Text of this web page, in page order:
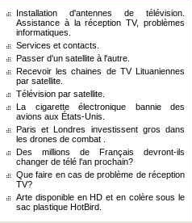
Installation d'antennes de télévision.
Assistance à la réception TV, problèmes
informatiques.
Services et contacts.
Passer d'un satellite à l'autre.
Recevoir les chaines de TV Lituaniennes
par satellite.
Télévision par satellite.
La cigarette électronique bannie des
avions aux États-Unis.
Paris et Londres investissent gros dans
les drones de combat .
Des millions de Français devront-ils
changer de télé l'an prochain?
Que faire en cas de problème de réception
TV?
Arte disponible en HD et en colère sous le
sac plastique HotBird.